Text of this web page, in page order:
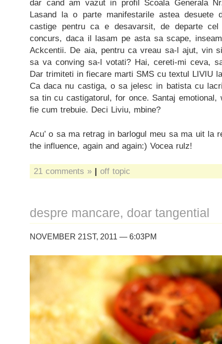
dar cand am vazut in profil Scoala Generala
Lasand la o parte manifestarile astea desuete
castige pentru ca e desavarsit, de departe cel
concurs, daca il lasam pe asta sa scape,
Ackcentii. De aia, pentru ca vreau sa-l ajut, vin
sa va conving sa-l votati? Hai, cereti-mi ceva,
Dar trimiteti in fiecare marti SMS cu textul LIVIU
Ca daca nu castiga, o sa jelesc in batista cu
sa tin cu castigatorul, for once. Santaj emotional,
fie cum trebuie. Deci Liviu, mbine?
Acu’ o sa ma retrag in barlogul meu sa ma uit la
the influence, again and again:) Vocea rulz!
21 comments » | off topic
despre mancare, doar tangential
NOVEMBER 21ST, 2011 — 6:03PM